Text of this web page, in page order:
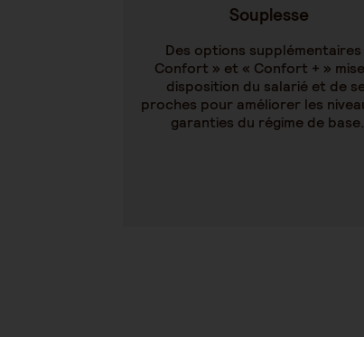
Souplesse
Des options supplémentaires
Confort » et « Confort + »
disposition du salarié et de
proches pour améliorer les
garanties du régime de base.